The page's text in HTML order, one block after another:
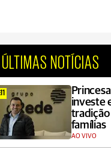
ÚLTIMAS NOTÍCIAS
investe
tradição
famílias
AO VIVO